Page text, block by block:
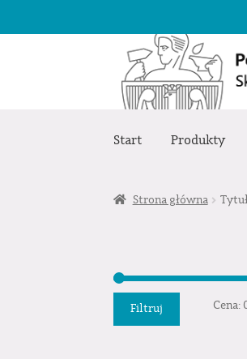
Przejdź
nawigacji
Przejdź
treści
Start Produkty
Strona główna
Filtruj Cena: